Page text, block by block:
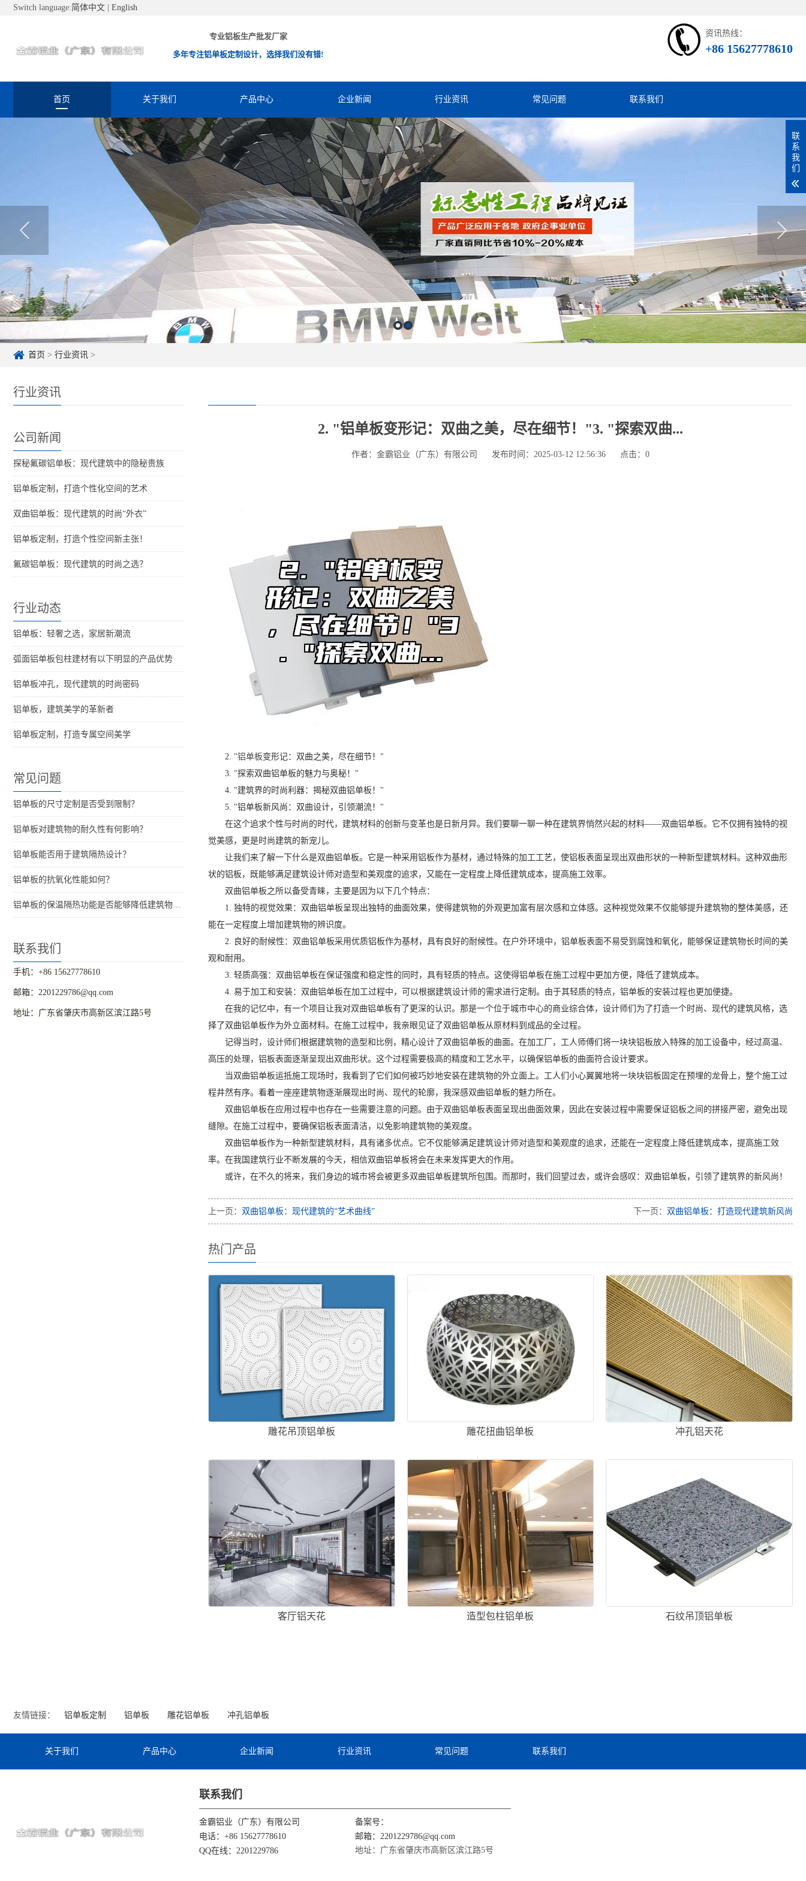
Switch language:简体中文 English
专业铝板生产批发厂家
多年专注铝单板定制设计，选择我们没有错!
资讯热线：
+86 15627778610
首页 关于我们 产品中心 企业新闻 行业资讯 常见问题 联系我们
首页 > 行业资讯 >
行业资讯
公司新闻
探秘氟碳铝单板：现代建筑中的隐秘贵族
铝单板定制，打造个性化空间的艺术
双曲铝单板：现代建筑的时尚“外衣”
铝单板定制，打造个性空间新主张！
氟碳铝单板：现代建筑的时尚之选？
行业动态
铝单板：轻奢之选，家居新潮流
弧面铝单板包柱建材有以下明显的产品优势
铝单板冲孔，现代建筑的时尚密码
铝单板，建筑美学的革新者
铝单板定制，打造专属空间美学
常见问题
铝单板的尺寸定制是否受到限制？
铝单板对建筑物的耐久性有何影响？
铝单板能否用于建筑隔热设计？
铝单板的抗氧化性能如何？
铝单板的保温隔热功能是否能够降低建筑物的能耗？
联系我们
手机：+86 15627778610
邮箱：2201229786@qq.com
地址：广东省肇庆市高新区滨江路5号
2. "铝单板变形记：双曲之美，尽在细节！"3. "探索双曲...
作者：金霸铝业（广东）有限公司 发布时间：2025-03-12 12:56:36 点击： 0
2. "铝单板变形记：双曲之美，尽在细节！"
3. "探索双曲铝单板的魅力与奥秘！"
4. "建筑界的时尚利器：揭秘双曲铝单板！"
5. "铝单板新风尚：双曲设计，引领潮流！"
在这个追求个性与时尚的时代，建筑材料的创新与变革也是日新月异。我们要聊一聊一种在建筑界悄然兴起的材料——双曲铝单板。它不仅拥有独特的视
觉美感，更是时尚建筑的新宠儿。
让我们来了解一下什么是双曲铝单板。它是一种采用铝板作为基材，通过特殊的加工工艺，使铝板表面呈现出双曲形状的一种新型建筑材料。这种双曲形
状的铝板，既能够满足建筑设计师对造型和美观度的追求，又能在一定程度上降低建筑成本，提高施工效率。
双曲铝单板之所以备受青睐，主要是因为以下几个特点：
1. 独特的视觉效果：双曲铝单板呈现出独特的曲面效果，使得建筑物的外观更加富有层次感和立体感。这种视觉效果不仅能够提升建筑物的整体美感，还
能在一定程度上增加建筑物的辨识度。
2. 良好的耐候性：双曲铝单板采用优质铝板作为基材，具有良好的耐候性。在户外环境中，铝单板表面不易受到腐蚀和氧化，能够保证建筑物长时间的美
观和耐用。
3. 轻质高强：双曲铝单板在保证强度和稳定性的同时，具有轻质的特点。这使得铝单板在施工过程中更加方便，降低了建筑成本。
4. 易于加工和安装：双曲铝单板在加工过程中，可以根据建筑设计师的需求进行定制。由于其轻质的特点，铝单板的安装过程也更加便捷。
在我的记忆中，有一个项目让我对双曲铝单板有了更深的认识。那是一个位于城市中心的商业综合体，设计师们为了打造一个时尚、现代的建筑风格，选
择了双曲铝单板作为外立面材料。在施工过程中，我亲眼见证了双曲铝单板从原材料到成品的全过程。
记得当时，设计师们根据建筑物的造型和比例，精心设计了双曲铝单板的曲面。在加工厂，工人师傅们将一块块铝板放入特殊的加工设备中，经过高温、
高压的处理，铝板表面逐渐呈现出双曲形状。这个过程需要极高的精度和工艺水平，以确保铝单板的曲面符合设计要求。
当双曲铝单板运抵施工现场时，我看到了它们如何被巧妙地安装在建筑物的外立面上。工人们小心翼翼地将一块块铝板固定在预埋的龙骨上，整个施工过
程井然有序。看着一座座建筑物逐渐展现出时尚、现代的轮廓，我深感双曲铝单板的魅力所在。
双曲铝单板在应用过程中也存在一些需要注意的问题。由于双曲铝单板表面呈现出曲面效果，因此在安装过程中需要保证铝板之间的拼接严密，避免出现
缝隙。在施工过程中，要确保铝板表面清洁，以免影响建筑物的美观度。
双曲铝单板作为一种新型建筑材料，具有诸多优点。它不仅能够满足建筑设计师对造型和美观度的追求，还能在一定程度上降低建筑成本，提高施工效
率。在我国建筑行业不断发展的今天，相信双曲铝单板将会在未来发挥更大的作用。
或许，在不久的将来，我们身边的城市将会被更多双曲铝单板建筑所包围。而那时，我们回望过去，或许会感叹：双曲铝单板，引领了建筑界的新风尚！
上一页： 双曲铝单板：现代建筑的“艺术曲线” 下一页： 双曲铝单板：打造现代建筑新风尚
热门产品
雕花吊顶铝单板 雕花扭曲铝单板 冲孔铝天花
客厅铝天花 造型包柱铝单板 石纹吊顶铝单板
友情链接： 铝单板定制 铝单板 雕花铝单板 冲孔铝单板
关于我们 产品中心 企业新闻 行业资讯 常见问题 联系我们
联系我们
金霸铝业（广东）有限公司
备案号：
电话：+86 15627778610
邮箱：2201229786@qq.com
QQ在线：2201229786
地址：广东省肇庆市高新区滨江路5号
联
系
我
们